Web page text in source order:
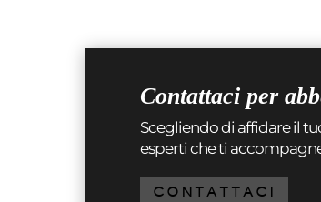
Contattaci per
Scegliendo di affidare il
esperti che ti
CONTATTACI